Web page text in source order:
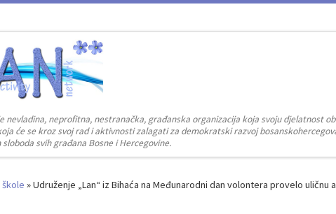
nevladina, neprofitna, nestranačka, građanska organizacija koja svoju djelatnost
će se kroz svoj rad i aktivnosti zalagati za demokratski razvoj
svih građana Bosne i Hercegovine.
»Udruženje „Lan“ iz Bihaća na Međunarodni dan volontera provelo